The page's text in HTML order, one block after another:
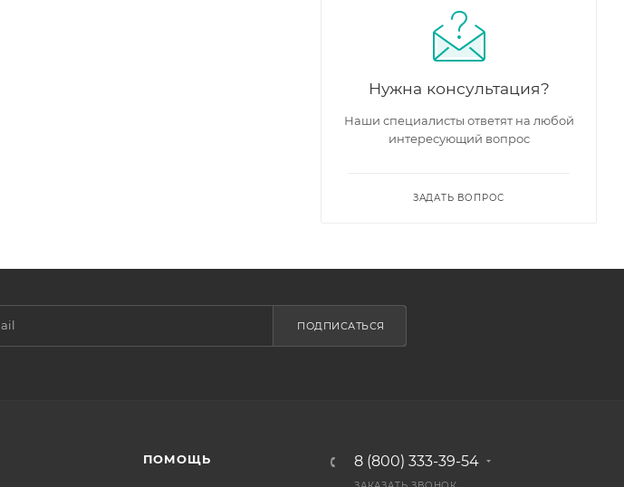
Нужна консультация?
Наши специалисты ответят на любой
интересующий вопрос
ЗАДАТЬ ВОПРОС
ПОДПИСАТЬСЯ
ПОМОЩЬ 8 (800) 333-39-54